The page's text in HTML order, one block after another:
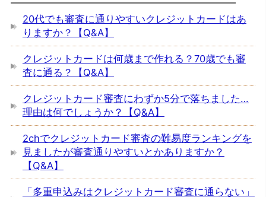
20代でも審査に通りやすいクレジットカードはあ
りますか？【Q&A】
クレジットカードは何歳まで作れる？70歳でも審
査に通る？【Q&A】
クレジットカード審査にわずか5分で落ちました…
理由は何でしょうか？【Q&A】
2chでクレジットカード審査の難易度ランキングを
見ましたが審査通りやすいとかありますか？
【Q&A】
「多重申込みはクレジットカード審査に通らない」